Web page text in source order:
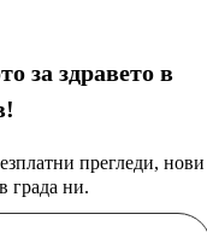
за здравето в
прегледи, нови
града ни.